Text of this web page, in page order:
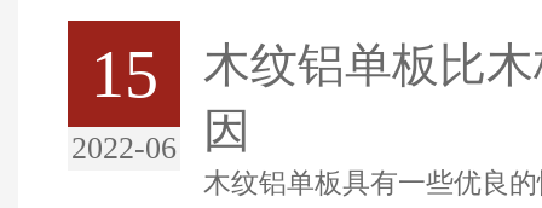
15
2022-06
木纹铝单板比
因
木纹铝单板具有一些优良